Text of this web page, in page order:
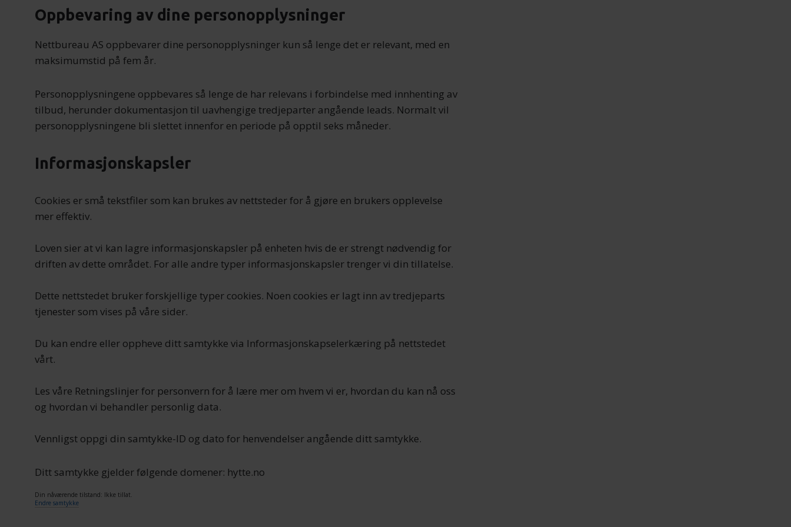
Oppbevaring av dine personopplysninger
Nettbureau AS oppbevarer dine personopplysninger kun så lenge det er relevant, med en
maksimumstid på fem år.
Personopplysningene oppbevares så lenge de har relevans i forbindelse med innhenting av
tilbud, herunder dokumentasjon til uavhengige tredjeparter angående leads. Normalt vil
personopplysningene bli slettet innenfor en periode på opptil seks måneder.
Informasjonskapsler
Cookies er små tekstfiler som kan brukes av nettsteder for å gjøre en brukers opplevelse
mer effektiv.
Loven sier at vi kan lagre informasjonskapsler på enheten hvis de er strengt nødvendig for
driften av dette området. For alle andre typer informasjonskapsler trenger vi din tillatelse.
Dette nettstedet bruker forskjellige typer cookies. Noen cookies er lagt inn av tredjeparts
tjenester som vises på våre sider.
Du kan endre eller oppheve ditt samtykke via Informasjonskapselerkæring på nettstedet
vårt.
Les våre Retningslinjer for personvern for å lære mer om hvem vi er, hvordan du kan nå oss
og hvordan vi behandler personlig data.
Vennligst oppgi din samtykke-ID og dato for henvendelser angående ditt samtykke.
Ditt samtykke gjelder følgende domener: hytte.no
Din nåværende tilstand: Ikke tillat.
Endre samtykke